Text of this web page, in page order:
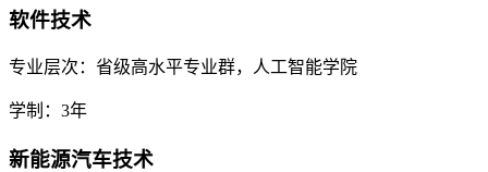
软件技术
专业层次：省级高水平专业群，人工智能学院
学制：3年
新能源汽车技术